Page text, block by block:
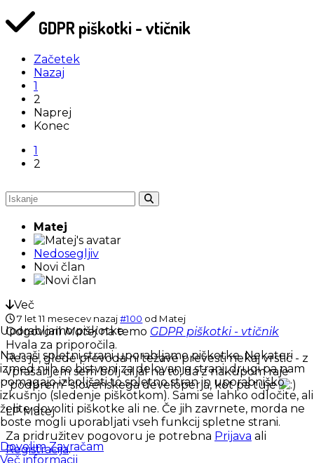
GDPR piškotki - vtičnik
Začetek
Nazaj
1
2
Naprej
Konec
1
2
Matej
Nedosegljiv
Novi član
Več
7 let 11 mesecev nazaj #100 od Matej
OdgovorilMatejna temo GDPR piškotki - vtičnik
Hvala za priporočila.
Res je, glede prevoda ni težave prevesti nekaj vrstic - z
vprašanjem sem bolj ciljal na to, da z nakupom raje
"podprem" slovenskega developerja, kot pa tuje
LP Matej
Za pridružitev pogovoru je potrebna Prijava ali
Registracija.
Uporabljamo piškotke
Na naši spletni strani uporabljamo piškotke. Nekateri
izmed njih so bistveni za delovanje strani, drugi pa nam
pomagajo izboljšati to spletno stran in uporabniško
izkušnjo (sledenje piškotkom). Sami se lahko odločite, ali
želite dovoliti piškotke ali ne. Če jih zavrnete, morda ne
boste mogli uporabljati vseh funkcij spletne strani.
Dovolim Zavračam
Več informacij